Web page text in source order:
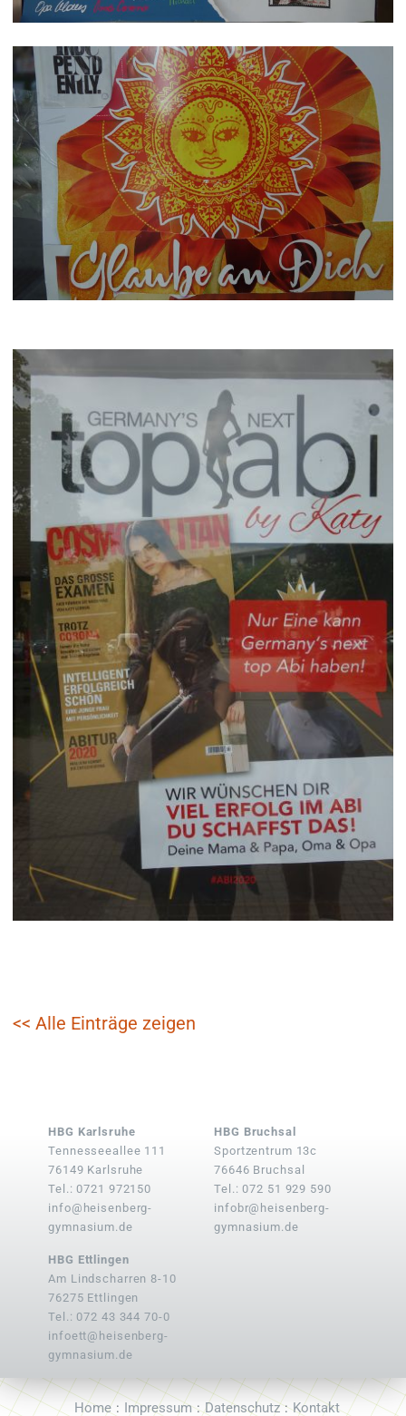
<< Alle Einträge zeigen
HBG Karlsruhe
Tennesseeallee 111
76149 Karlsruhe
Tel.: 0721 972150
info@heisenberg-
gymnasium.de
HBG Bruchsal
Sportzentrum 13c
76646 Bruchsal
Tel.: 072 51 929 590
infobr@heisenberg-
gymnasium.de
HBG Ettlingen
Am Lindscharren 8-10
76275 Ettlingen
Tel.: 072 43 344 70-0
infoett@heisenberg-
gymnasium.de
Home Impressum Datenschutz Kontakt